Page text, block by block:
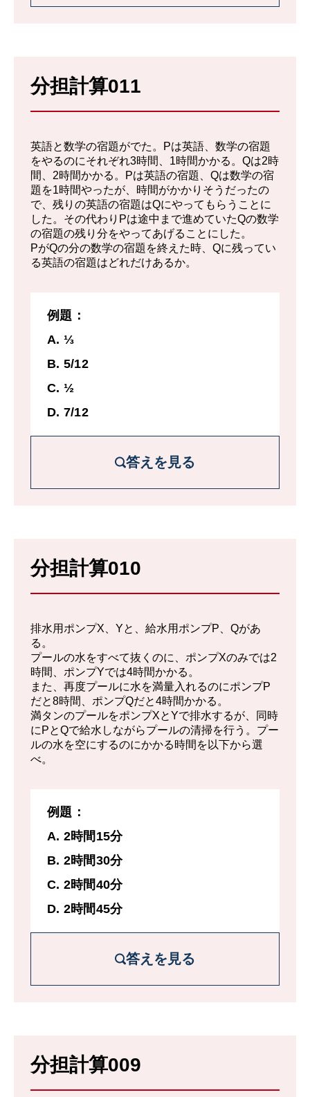
る。
するとX、Yそれぞれの1日あたりの仕事量
は、
X : ¼
Y : ⅙
2人で一緒に処理をする場合、1日の処理量
は
¼ + ⅙ = 5/12である。
仕事を終えるには2と⅖ 日。すなわち3日目
分担計算011
英語と数学の宿題がでた。Pは英語、数学の宿題
をやるのにそれぞれ3時間、1時間かかる。Qは2時
間、2時間かかる。Pは英語の宿題、Qは数学の宿
題を1時間やったが、時間がかかりそうだったの
で、残りの英語の宿題はQにやってもらうことに
した。その代わりPは途中まで進めていたQの数学
の宿題の残り分をやってあげることにした。
PがQの分の数学の宿題を終えた時、Qに残ってい
る英語の宿題はどれだけあるか。
例題：
A. ⅓
B. 5/12
C. ½
D. 7/12
答えを見る
Pは3時間かかる英語の宿題を1時間だけや
ったので2/3が残っている。
なおこの時、Qは数学の宿題を1/2まで終え
ていた。
残りの数学の宿題1/2をPは1/2時間で終える
ことができる。
1時間あたりのPの英語の宿題に対する仕事
量は1/2。1/2時間では1/4。
分担計算010
排水用ポンプX、Yと、給水用ポンプP、Qがあ
る。
プールの水をすべて抜くのに、ポンプXのみでは2
時間、ポンプYでは4時間かかる。
また、再度プールに水を満量入れるのにポンプP
だと8時間、ポンプQだと4時間かかる。
満タンのプールをポンプXとYで排水するが、同時
にPとQで給水しながらプールの清掃を行う。プー
ルの水を空にするのにかかる時間を以下から選
べ。
例題：
A. 2時間15分
B. 2時間30分
C. 2時間40分
D. 2時間45分
答えを見る
X、Y、P、Qの排水・注水速度は、それぞ
れ1/2、1/4、1/8、1/4である。
分担計算009